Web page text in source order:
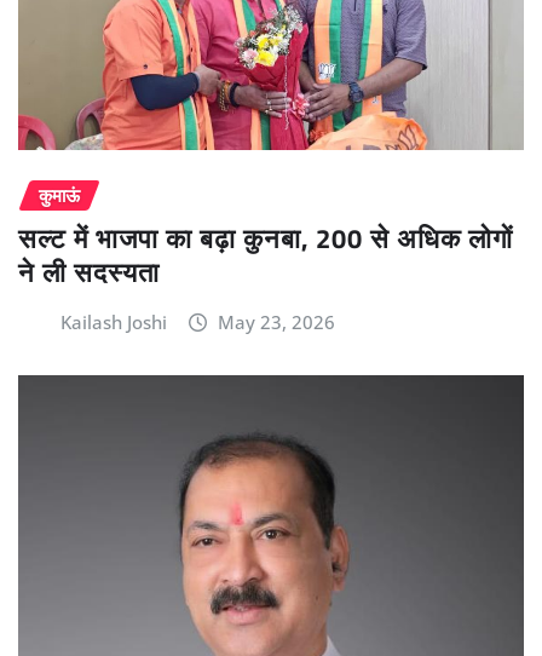
कुमाऊं
सल्ट में भाजपा का बढ़ा कुनबा, 200 से अधिक लोगों
ने ली सदस्यता
Kailash Joshi May 23, 2026